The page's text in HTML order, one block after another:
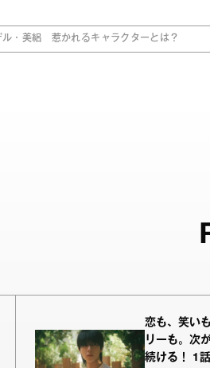
・美絽 惹かれるキャラクターとは？
恋も、笑い
リーも。次
続ける！ 1